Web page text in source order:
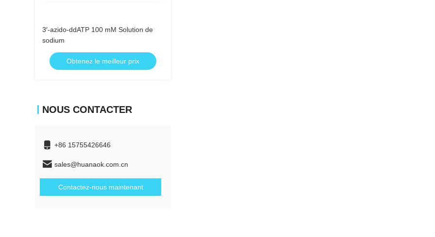
3′-azido-ddATP 100 mM Solution de
sodium
Obtenez le meilleur prix
NOUS CONTACTER
+86 15755426646
sales@huanaok.com.cn
Contactez-nous maintenant